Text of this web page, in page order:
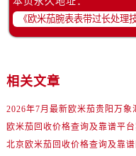
相关文章